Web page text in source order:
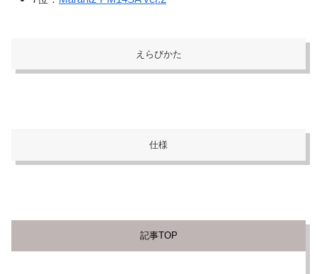
えらびかた
仕様
記事TOP